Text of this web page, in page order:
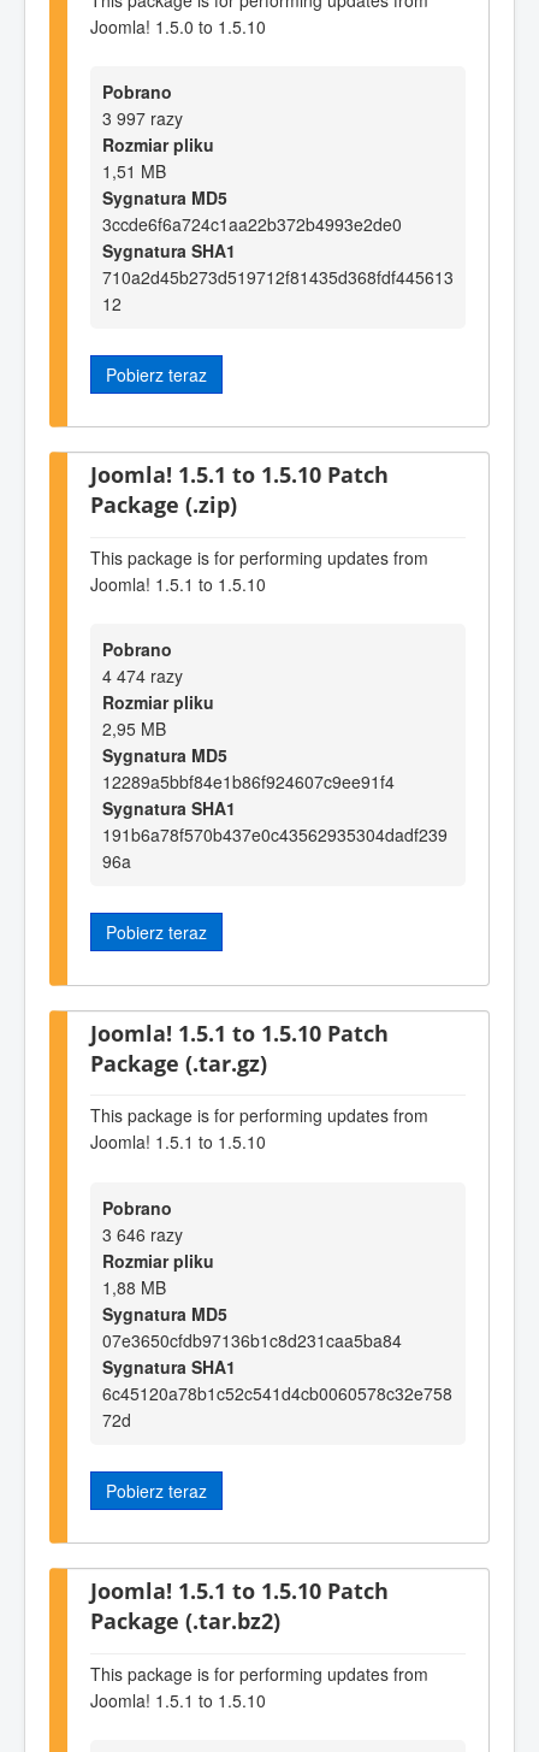
Joomla! 1.5.0 to 1.5.10
Pobrano
3 997 razy
Rozmiar pliku
1,51 MB
Sygnatura MD5
3ccde6f6a724c1aa22b372b4993e2de0
Sygnatura SHA1
710a2d45b273d519712f81435d368fdf445613
12
Pobierz teraz
Joomla! 1.5.1 to 1.5.10 Patch
Package (.zip)
This package is for performing updates from
Joomla! 1.5.1 to 1.5.10
Pobrano
4 474 razy
Rozmiar pliku
2,95 MB
Sygnatura MD5
12289a5bbf84e1b86f924607c9ee91f4
Sygnatura SHA1
191b6a78f570b437e0c43562935304dadf239
96a
Pobierz teraz
Joomla! 1.5.1 to 1.5.10 Patch
Package (.tar.gz)
This package is for performing updates from
Joomla! 1.5.1 to 1.5.10
Pobrano
3 646 razy
Rozmiar pliku
1,88 MB
Sygnatura MD5
07e3650cfdb97136b1c8d231caa5ba84
Sygnatura SHA1
6c45120a78b1c52c541d4cb0060578c32e758
72d
Pobierz teraz
Joomla! 1.5.1 to 1.5.10 Patch
Package (.tar.bz2)
This package is for performing updates from
Joomla! 1.5.1 to 1.5.10